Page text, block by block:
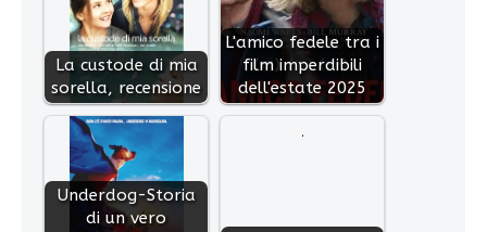
La custode di mia
sorella, recensione
L'amico fedele tra i
film imperdibili
dell'estate 2025
Underdog-Storia
di un vero